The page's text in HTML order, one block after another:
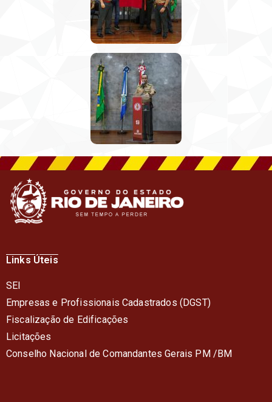
Links Úteis
SEI
Empresas e Profissionais Cadastrados (DGST)
Fiscalização de Edificações
Licitações
Conselho Nacional de Comandantes Gerais PM /BM